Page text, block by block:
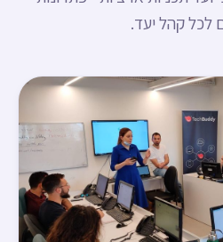
לכל קהל יעד.